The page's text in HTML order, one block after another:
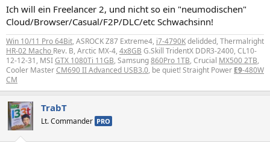
Ich will ein Freelancer 2, und nicht so ein "neumodischen"
Cloud/Browser/Casual/F2P/DLC/etc Schwachsinn!
Win 10/11 Pro 64Bit, ASROCK Z87 Extreme4, i7-4790Kdelidded, Thermalright
HR-02 Macho Rev. B, Arctic MX-4, 4x8GB G.Skill TridentX DDR3-2400, CL10-
12-12-31, MSIGTX 1080Ti 11GB, Samsung860Pro 1TB, Crucial MX500 2TB,
Cooler MasterCM690 II Advanced USB3.0, be quiet! Straight Power E9-480W
CM
TrabT
Lt. Commander PRO